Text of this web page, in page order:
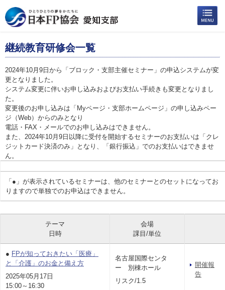
継続教育研修会一覧
2024年10月9日から「ブロック・支部主催セミナー」の申込システムが変
更となりました。
システム変更に伴いお申し込みおよびお支払い手続きも変更となりまし
た。
変更後のお申し込みは「Myページ・支部ホームページ」の申し込みペー
ジ（Web）からのみとなり
電話・FAX・メールでのお申し込みはできません。
また、2024年10月9日以降に受付を開始するセミナーのお支払いは「クレ
ジットカード決済のみ」となり、「銀行振込」でのお支払いはできませ
ん。
「●」が表示されているセミナーは、他のセミナーとのセットになってお
りますので単独でのお申込はできません。
テーマ
日時
会場
課目/単位
● FPが知っておきたい「医療」
と「介護」のお金と備え方
2025年05月17日
15:00～16:30
名古屋国際センタ
ー 別棟ホール
リスク/1.5
開催報
告